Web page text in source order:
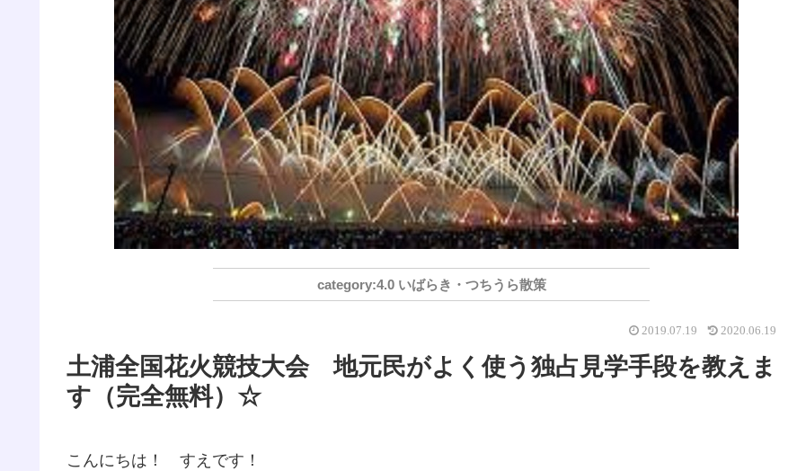
4.0 いばらき・つちうら散策
2019.07.19 2020.06.19
土浦全国花火競技大会 地元民がよく使う独占見学手段を教えま
す（完全無料）☆
こんにちは！ すえです！